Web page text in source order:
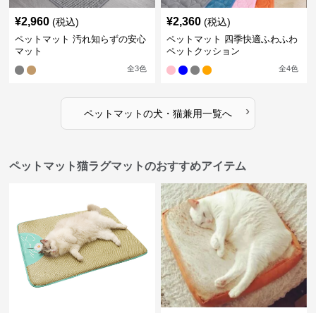
¥2,960 (税込)
ペットマット 汚れ知らずの安心
マット
全3色
¥2,360 (税込)
ペットマット 四季快適ふわふわ
ペットクッション
全4色
ペットマットの犬・猫兼用一覧へ ›
ペットマット猫ラグマットのおすすめアイテム